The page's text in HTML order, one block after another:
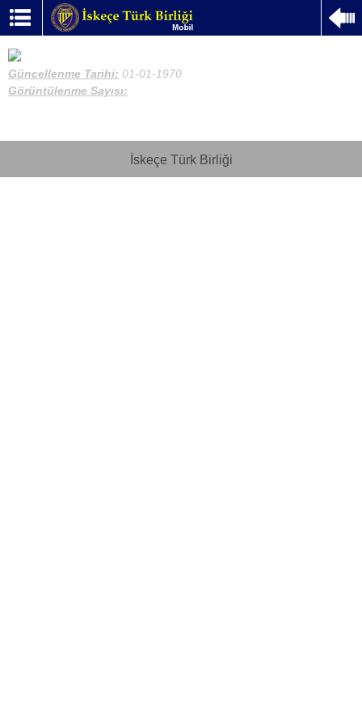
Güncellenme Tarihi: 01-01-1970
Görüntülenme Sayısı:
İskeçe Türk Birliği